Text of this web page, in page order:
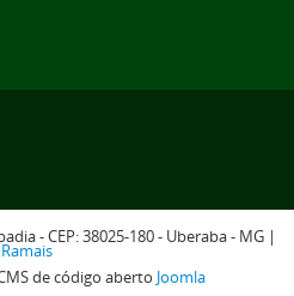
- CEP: 38025-180 - Uberaba - MG |
Ramais
de código aberto Joomla